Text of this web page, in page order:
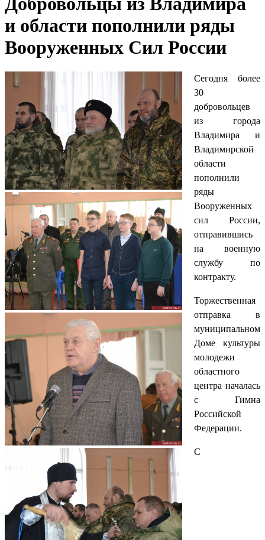
и области пополнили ряды
Вооруженных Сил России
Сегодня более
30
добровольцев
из города
Владимира и
Владимирской
области
пополнили
ряды
Вооруженных
сил России,
отправившись
на военную
службу по
контракту.
Торжественная
отправка в
муниципальном
Доме культуры
молодежи
областного
центра началась
с Гимна
Российской
Федерации.
С